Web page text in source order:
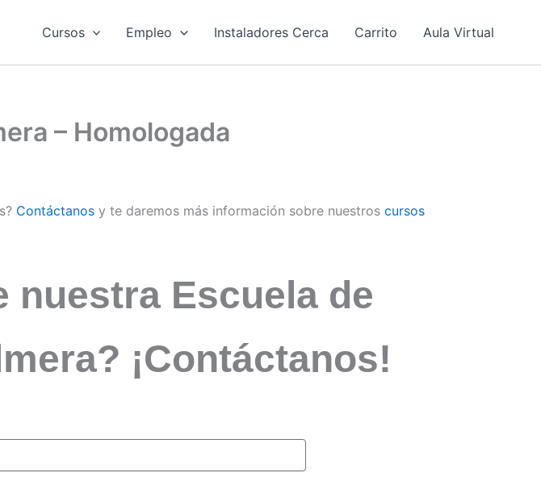
Cursos Empleo Instaladores Cerca Carrito Aula Virtual
– Homologada
Contáctanos y te daremos más información sobre nuestros cursos
nuestra Escuela de
¡Contáctanos!